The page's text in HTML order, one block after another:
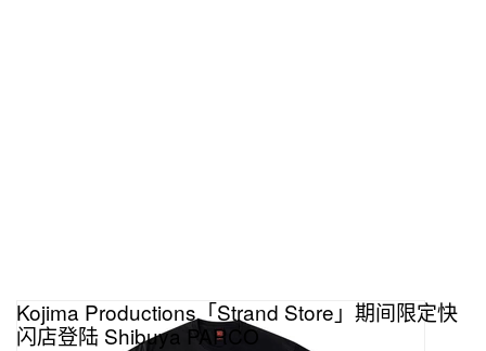
Kojima Productions「Strand Store」期间限定快
闪店登陆 Shibuya PARCO